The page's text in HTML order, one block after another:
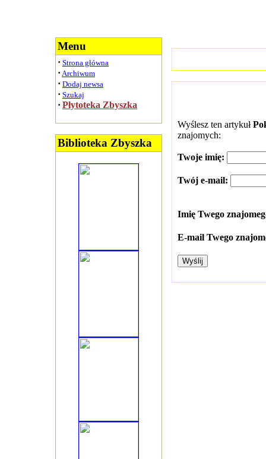
Menu
· Strona główna
· Archiwum
· Dodaj newsa
· Szukaj
· Płytoteka Zbyszka
Biblioteka Zbyszka
Wyślesz ten artykuł
znajomych:
Twoje imię:
Twój e-mail:
Imię Twego
E-mail Twego